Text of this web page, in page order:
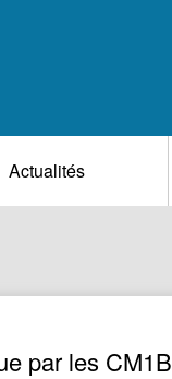
Actualités
par les CM1B